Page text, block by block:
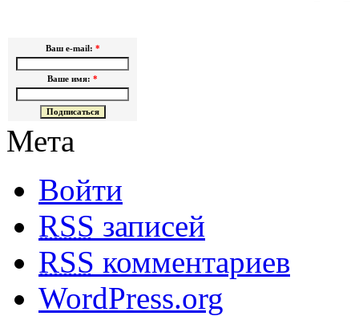
Ваш e-mail: *
Ваше имя: *
Мета
Войти
RSS записей
RSS комментариев
WordPress.org